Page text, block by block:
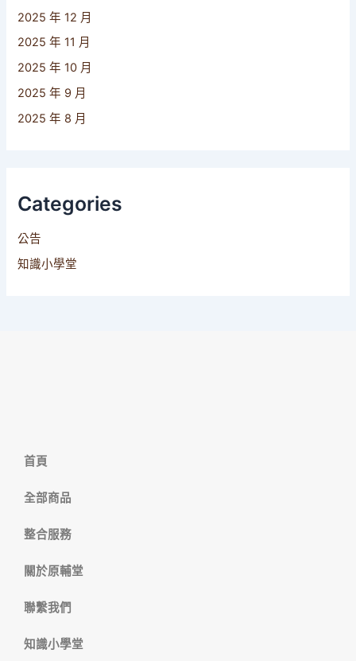
2025 年 12 月
2025 年 11 月
2025 年 10 月
2025 年 9 月
2025 年 8 月
Categories
公告
知識小學堂
首頁
全部商品
整合服務
關於原輔堂
聯繫我們
知識小學堂